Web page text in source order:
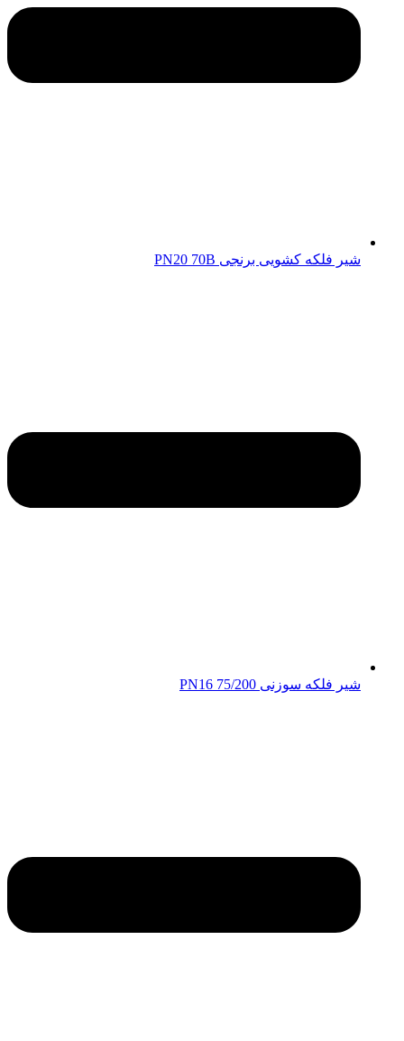
شیر فلکه کشویی برنجی PN20 70B
شیر فلکه سوزنی 75/200 PN16